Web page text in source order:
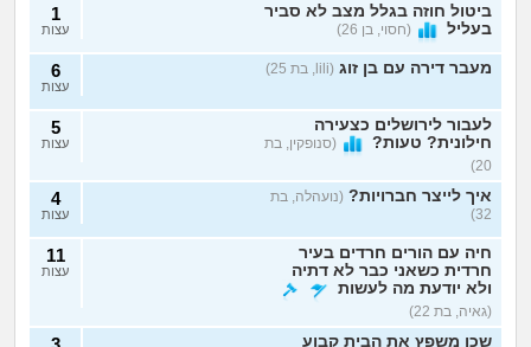
ביטול חוזה בגלל מצב לא סביר
בעליל
(חסוי, בן 26)
1
עצות
מעבר דירה עם בן זוג (lili, בת 25) 6
עצות
לעבור לירושלים כצעירה
חילונית? טעות?
(סנופקין, בת
20)
5
עצות
איך לייצר חברויות? (נועהלה, בת
32)
4
עצות
חיה עם הורים חרדים בעיר
חרדית כשאני כבר לא דתיה
ולא יודעת מה לעשות
(גאיה, בת 22)
11
עצות
שכן משפץ את הבית קבוע